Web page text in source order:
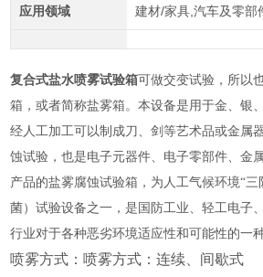
应用领域 建材/家具,汽车及零部
复合式盐水喷雾试验箱可做交变试验，所以
箱，或者简称盐雾箱。本设备是用于金、银
经人工加工可以制成刀、剑等艺术品或金属
蚀试验，也是电子元器件、电子零部件、金
产品的盐雾腐蚀试验箱，为人工气候环境“
菌）试验设备之一，是国防工业、轻工电子
行业对于各种恶劣环境适应性和可能性的一
喷雾方式： 喷雾方式：连续、间歇式